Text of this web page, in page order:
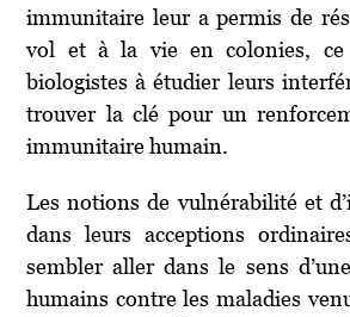
immunitaire leur a permis de
vol et à la vie en colonies,
biologistes à étudier leurs
trouver la clé pour un
immunitaire humain.
Les notions de vulnérabilité et
dans leurs acceptions
sembler aller dans le sens
humains contre les maladies